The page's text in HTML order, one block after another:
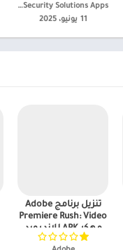
Protectmob Security Solutions Apps‏
11 يونيو، 2025
تنزيل برنامج Adobe
Premiere Rush: Video
مهكر APK للاندرويد
2025 للاندرويد